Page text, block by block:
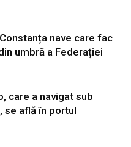
nave care fac
umbră a Federației
care a navigat sub
se află în portul